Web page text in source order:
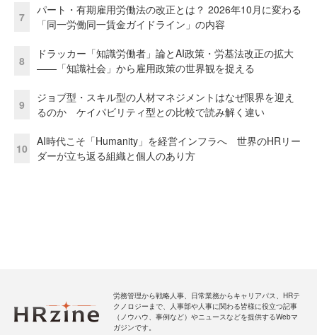
7
パート・有期雇用労働法の改正とは？ 2026年10月に変わる
「同一労働同一賃金ガイドライン」の内容
8
ドラッカー「知識労働者」論とAI政策・労基法改正の拡大
——「知識社会」から雇用政策の世界観を捉える
9
ジョブ型・スキル型の人材マネジメントはなぜ限界を迎え
るのか ケイパビリティ型との比較で読み解く違い
10
AI時代こそ「Humanity」を経営インフラへ 世界のHRリー
ダーが立ち返る組織と個人のあり方
労務管理から戦略人事、日常業務からキャリアパス、HRテ
クノロジーまで、人事部や人事に関わる皆様に役立つ記事
（ノウハウ、事例など）やニュースなどを提供するWebマ
ガジンです。